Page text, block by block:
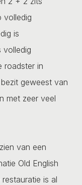
volledig
is
volledig
roadster in
geweest van
met zeer veel
van een
Old English
is al